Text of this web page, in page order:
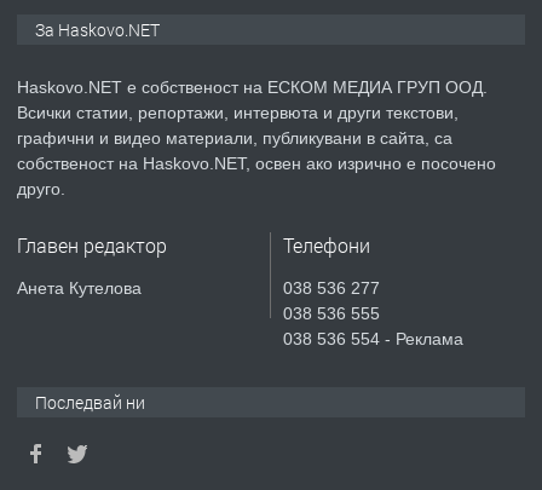
преди 5 дни
ПРЕДЛАГА
Продавам парцел в гр. Хасково кв.
СГЛОБЯВАНЕ НА МЕБЕЛИ.
За Haskovo.NET
Haskovo.NET е собственост на ЕСКОМ МЕДИА ГРУП ООД.
Всички статии, репортажи, интервюта и други текстови,
графични и видео материали, публикувани в сайта, са
собственост на Haskovo.NET, освен ако изрично е посочено
друго.
Главен редактор
Анета Кутелова
Телефони
038 536 277
038 536 555
038 536 554 - Реклама
Последвай ни